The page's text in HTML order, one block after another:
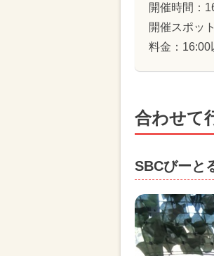
開催時間：
開催スポッ
料金：16:00
合わせて
SBCびーと